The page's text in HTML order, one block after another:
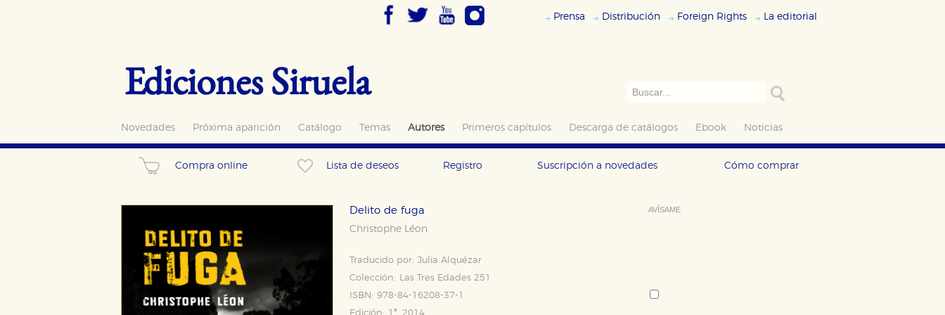
Prensa Distribución Foreign Rights La editorial
Ediciones Siruela
Novedades Próxima aparición Catálogo Temas Autores Primeros capítulos Descarga de catálogos Ebook Noticias
Compra online Lista de deseos Registro Suscripción a novedades Cómo comprar
Delito de fuga
Christophe Léon
Traducido por: Julia Alquézar
Colección:
Las Tres Edades 251
ISBN: 978-84-16208-37-1
AVÍSAME